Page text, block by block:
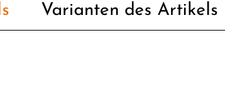
Varianten des Artikels